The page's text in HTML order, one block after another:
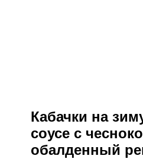
Кабачки на
соусе с
обалденный